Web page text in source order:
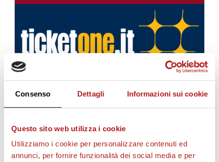
Consenso Dettagli Informazioni sui cookie
Questo sito web utilizza i cookie
Utilizziamo i cookie per personalizzare contenuti ed
annunci, per fornire funzionalità dei social media e per
AS CITTADELLA STORE